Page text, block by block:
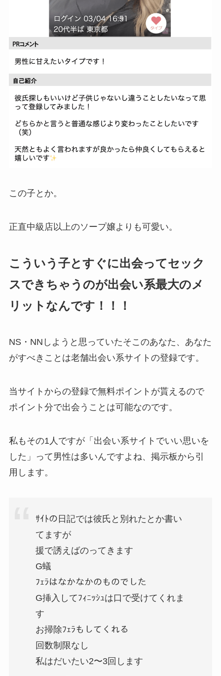
この子とか。
正直中級店以上のソープ嬢よりも可愛い。
こういう子とすぐに出会ってセック
スできちゃうのが出会い系最大のメ
リットなんです！！！
NS・NNしようと思っていたそこのあなた、あなた
がすべきことは老舗出会い系サイトの登録です。
当サイトからの登録で無料ポイントが貰えるので
ポイント分で出会うことは可能なのです。
私もその1人ですが「出会い系サイトでいい思いを
した」って男性は多いんですよね、掲示板から引
用します。
ｻｲﾄの日記では彼氏と別れたとか書い
てますが
援で誘えばのってきます
G蟻
ﾌｪﾗはなかなかのものでした
G挿入してﾌｨﾆｯｼｭは口で受けてくれま
す
お掃除ﾌｪﾗもしてくれる
回数制限なし
私はだいたい2〜3回します